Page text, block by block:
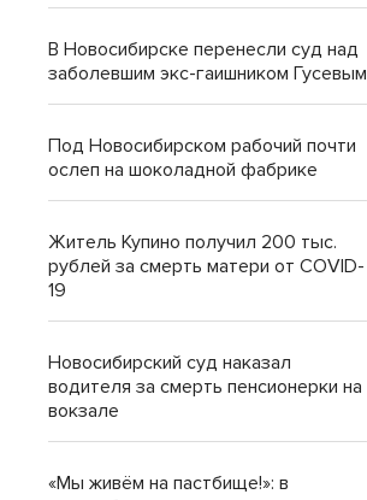
В Новосибирске перенесли суд над
заболевшим экс-гаишником Гусевым
Под Новосибирском рабочий почти
ослеп на шоколадной фабрике
Житель Купино получил 200 тыс.
рублей за смерть матери от COVID-
19
Новосибирский суд наказал
водителя за смерть пенсионерки на
вокзале
«Мы живём на пастбище!»: в